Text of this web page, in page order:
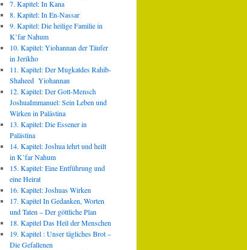
7. Kapitel: In Kana
8. Kapitel: In En-Nassar
9. Kapitel: Die heilige Familie in
K’far Nahum
10. Kapitel: Yiohannan der Täufer
in Jerikho
11. Kapitel: Der Mugkatdes Rahib-
Shaheed Yiohannan
12. Kapitel: Der Gott-Mensch
JoshuaImmanuel: Sein Leben und
Wirken in Palästina
13. Kapitel: Die Essener in
Palästina
14. Kapitel: Joshua lehrt und heilt
in K’far Nahum
15. Kapitel: Eine Entführung und
eine Heirat
16. Kapitel: Joshuas Wirken
17. Kapitel In Gedanken, Worten
und Taten – Der göttliche Plan
18. Kapitel Das Heil der Menschen
19. Kapitel : Unser tägliches Brot –
Die Gefallenen